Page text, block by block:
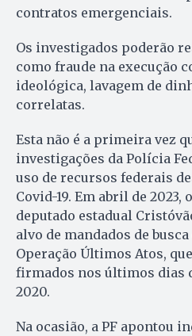
contratos emergenciais.
Os investigados poderão
como fraude na execução
ideológica, lavagem de
correlatas.
Esta não é a primeira vez
investigações da Polícia
uso de recursos federais
Covid-19. Em abril de
deputado estadual
alvo de mandados de
Operação Últimos Atos,
firmados nos últimos dias
2020.
Na ocasião, a PF apontou